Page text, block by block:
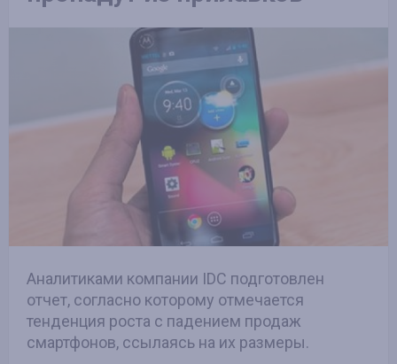
Аналитиками компании IDC подготовлен
отчет, согласно которому отмечается
тенденция роста с падением продаж
смартфонов, ссылаясь на их размеры.